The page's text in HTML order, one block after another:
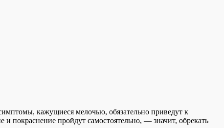
кажущиеся мелочью, обязательно приведут к
покраснение пройдут самостоятельно, — значит, обрекать